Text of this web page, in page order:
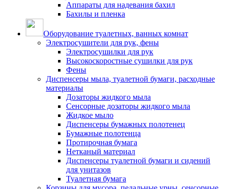
Аппараты для надевания бахил
Бахилы и пленка
Оборудование туалетных, ванных комнат
Электросушители для рук, фены
Электросушилки для рук
Высокоскоростные сушилки для рук
Фены
Диспенсеры мыла, туалетной бумаги, расходные
материалы
Дозаторы жидкого мыла
Сенсорные дозаторы жидкого мыла
Жидкое мыло
Диспенсеры бумажных полотенец
Бумажные полотенца
Протирочная бумага
Нетканый материал
Диспенсеры туалетной бумаги и сидений
для унитазов
Туалетная бумага